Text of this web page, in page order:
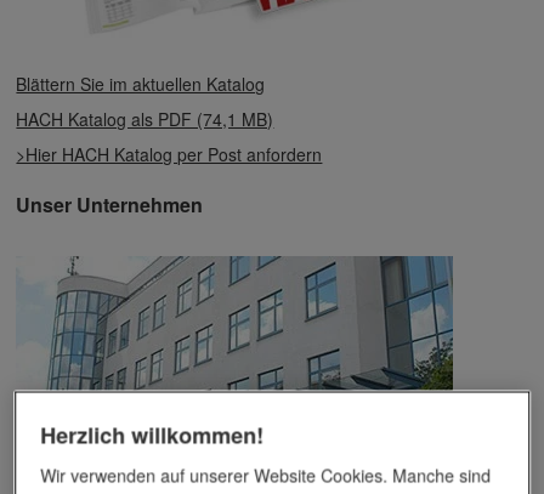
Blättern Sie im aktuellen Katalog
HACH Katalog als PDF (74,1 MB)
>Hier HACH Katalog per Post anfordern
Unser Unternehmen
Herzlich willkommen!
Wir verwenden auf unserer Website Cookies. Manche sind